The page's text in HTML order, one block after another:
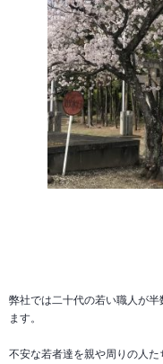
弊社では二十代の若い職人が
ます。
不安な若者達を親や周りの人